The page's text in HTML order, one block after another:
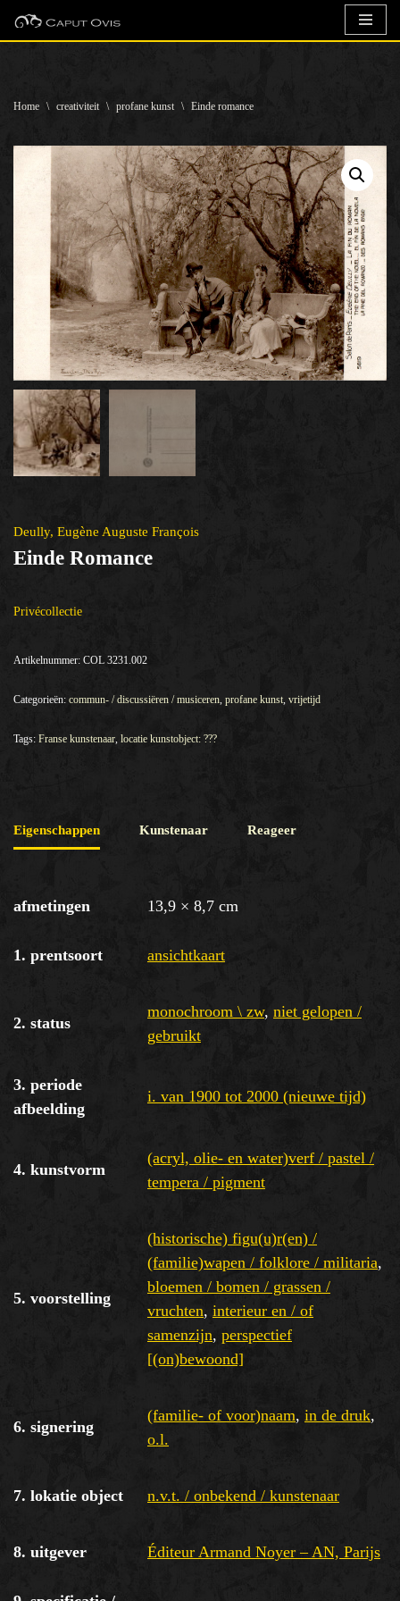
inhoud
Home \ creativiteit \ profane kunst \ Einde romance
Deully, Eugène Auguste François
Einde Romance
Privécollectie
Artikelnummer: COL 3231.002
Categorieën: commun- / discussiëren / musiceren, profane kunst, vrijetijd
Tags: Franse kunstenaar, locatie kunstobject: ???
Eigenschappen Kunstenaar Reageer
afmetingen 13,9 × 8,7 cm
1. prentsoort ansichtkaart
2. status
monochroom \ zw, niet gelopen /
gebruikt
3. periode
afbeelding
i. van 1900 tot 2000 (nieuwe tijd)
4. kunstvorm
(acryl, olie- en water)verf / pastel /
tempera / pigment
5. voorstelling
(historische) figu(u)r(en) /
(familie)wapen / folklore / militaria,
bloemen / bomen / grassen /
vruchten, interieur en / of
samenzijn, perspectief
[(on)bewoond]
6. signering
(familie- of voor)naam, in de druk,
o.l.
7. lokatie object n.v.t. / onbekend / kunstenaar
8. uitgever Éditeur Armand Noyer – AN, Parijs